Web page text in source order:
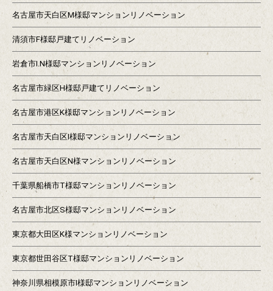
名古屋市天白区M様邸マンションリノベーション
清須市F様邸戸建てリノベーション
岩倉市I.N様邸マンションリノベーション
名古屋市緑区H様邸戸建てリノベーション
名古屋市港区K様邸マンションリノベーション
名古屋市天白区I様邸マンションリノベーション
名古屋市天白区N様マンションリノベーション
千葉県船橋市T様邸マンションリノベーション
名古屋市北区S様邸マンションリノベーション
東京都大田区K様マンションリノベーション
東京都世田谷区T様邸マンションリノベーション
神奈川県相模原市I様邸マンションリノベーション